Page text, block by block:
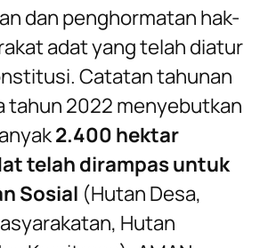
dan penghormatan hak-
adat yang telah diatur
Catatan tahunan
tahun 2022 menyebutkan
2.400 hektar
telah dirampas untuk
Sosial (Hutan Desa,
Hutan